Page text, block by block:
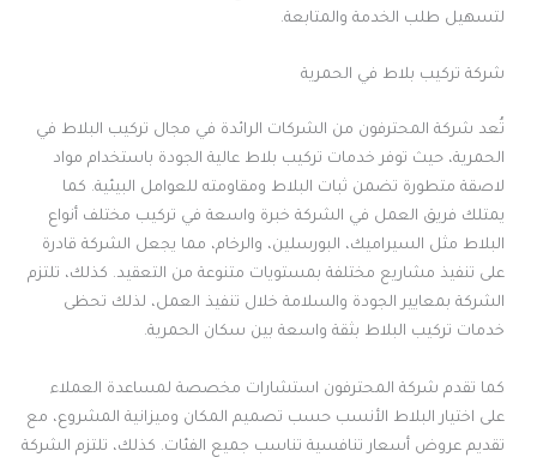
لتسهيل طلب الخدمة والمتابعة.
شركة تركيب بلاط في الحمرية
تُعد شركة المحترفون من الشركات الرائدة في مجال تركيب البلاط في
الحمرية، حيث توفر خدمات تركيب بلاط عالية الجودة باستخدام مواد
لاصقة متطورة تضمن ثبات البلاط ومقاومته للعوامل البيئية. كما
يمتلك فريق العمل في الشركة خبرة واسعة في تركيب مختلف أنواع
البلاط مثل السيراميك، البورسلين، والرخام، مما يجعل الشركة قادرة
على تنفيذ مشاريع مختلفة بمستويات متنوعة من التعقيد. كذلك، تلتزم
الشركة بمعايير الجودة والسلامة خلال تنفيذ العمل، لذلك تحظى
خدمات تركيب البلاط بثقة واسعة بين سكان الحمرية.
كما تقدم شركة المحترفون استشارات مخصصة لمساعدة العملاء
على اختيار البلاط الأنسب حسب تصميم المكان وميزانية المشروع، مع
تقديم عروض أسعار تنافسية تناسب جميع الفئات. كذلك، تلتزم الشركة